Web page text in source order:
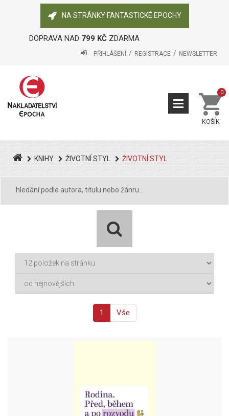
NA STRÁNKY FANTASTICKÉ EPOCHY
DOPRAVA NAD 799 KČZDARMA
PŘIHLÁŠENÍ REGISTRACE NEWSLETTER
KOŠÍK
0
KNIHY ŽIVOTNÍ STYL ŽIVOTNÍ STYL
1 Vše